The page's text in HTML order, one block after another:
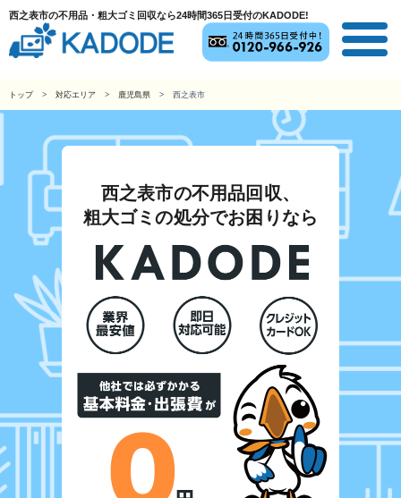
西之表市の不用品・粗大ゴミ回収なら24時間365日受付のKADODE!
トップ 対応エリア 鹿児島県 西之表市
西之表市の不用品回収、
粗大ゴミの処分でお困りなら